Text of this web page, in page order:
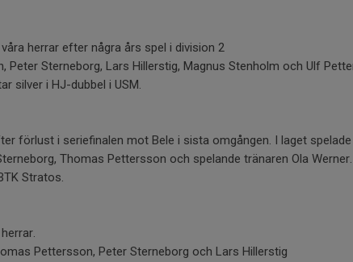
herrar efter några års spel i division 2
Peter Sterneborg, Lars Hillerstig, Magnus Stenholm och Ulf
silver i HJ-dubbel i USM.
förlust i seriefinalen mot Bele i sista omgången. I laget spelade
Thomas Pettersson och spelande tränaren Ola Werner.
Stratos.
Pettersson, Peter Sterneborg och Lars Hillerstig